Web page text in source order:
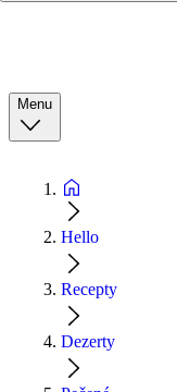
Menu
Hello
Recepty
Dezerty